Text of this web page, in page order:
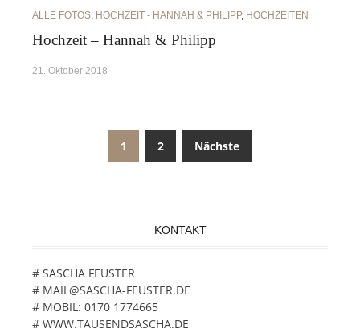
ALLE FOTOS, HOCHZEIT - HANNAH & PHILIPP, HOCHZEITEN
Hochzeit – Hannah & Philipp
21. Oktober 2018
Beitragsnavigation
1 2 Nächste
KONTAKT
# SASCHA FEUSTER
# MAIL@SASCHA-FEUSTER.DE
# MOBIL: 0170 1774665
# WWW.TAUSENDSASCHA.DE